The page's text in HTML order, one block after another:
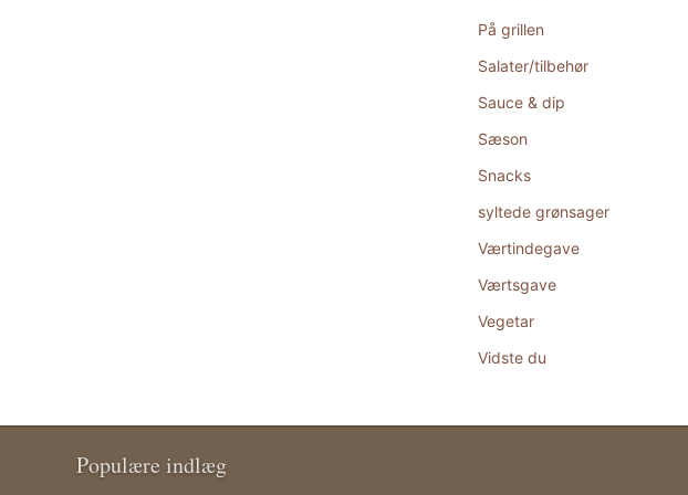
På grillen
Salater/tilbehør
Sauce & dip
Sæson
Snacks
syltede grønsager
Værtindegave
Værtsgave
Vegetar
Vidste du
Populære indlæg